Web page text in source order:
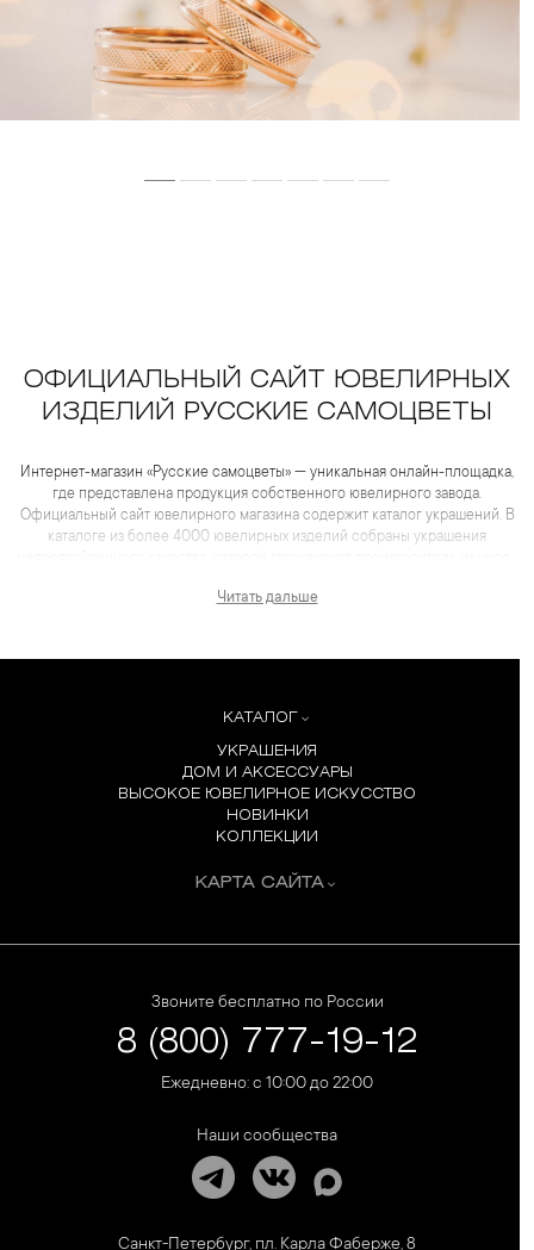
ОФИЦИАЛЬНЫЙ САЙТ ЮВЕЛИРНЫХ
ИЗДЕЛИЙ РУССКИЕ САМОЦВЕТЫ
Интернет-магазин «Русские самоцветы» — уникальная онлайн-площадка,
где представлена продукция собственного ювелирного завода.
Официальный сайт ювелирного магазина содержит каталог украшений. В
каталоге из более 4000 ювелирных изделий собраны украшения
качественные фотографии и видеоматериалы, но и
Читать дальше
КАТАЛОГ
УКРАШЕНИЯ
ДОМ И АКСЕССУАРЫ
ВЫСОКОЕ ЮВЕЛИРНОЕ ИСКУССТВО
НОВИНКИ
КОЛЛЕКЦИИ
КАРТА САЙТА
Звоните бесплатно по России
8 (800) 777-19-12
Ежедневно: с 10:00 до 22:00
Наши сообщества
Санкт-Петербург, пл. Карла Фаберже, 8